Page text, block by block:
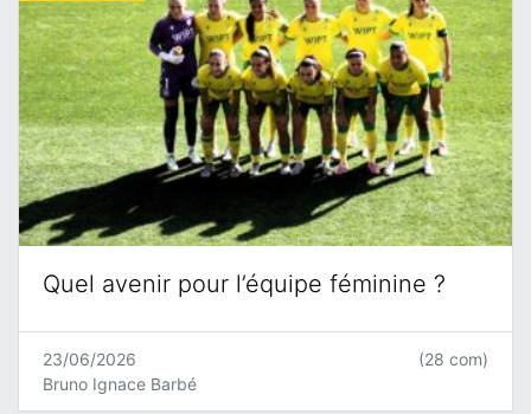
Quel avenir pour l’équipe féminine ?
23/06/2026
Bruno Ignace Barbé
(28 com)